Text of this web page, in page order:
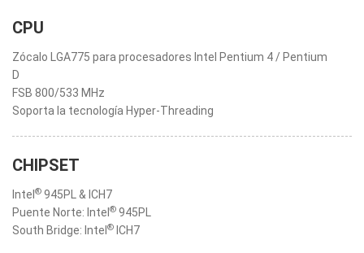
CPU
Zócalo LGA775 para procesadores Intel Pentium 4 / Pentium
D
FSB 800/533 MHz
Soporta la tecnología Hyper-Threading
CHIPSET
Intel ® 945PL & ICH7
Puente Norte: Intel ® 945PL
South Bridge: Intel ® ICH7